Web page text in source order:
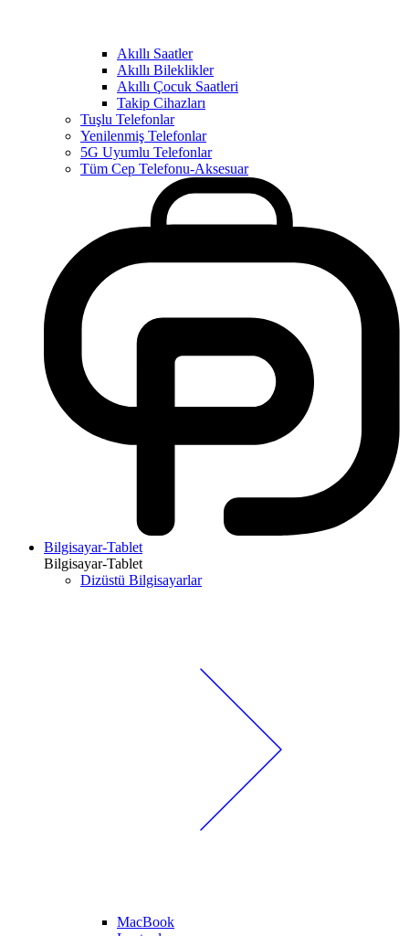
Akıllı Saatler
Akıllı Bileklikler
Akıllı Çocuk Saatleri
Takip Cihazları
Tuşlu Telefonlar
Yenilenmiş Telefonlar
5G Uyumlu Telefonlar
Tüm Cep Telefonu-Aksesuar
Bilgisayar-Tablet
Bilgisayar-Tablet
Dizüstü Bilgisayarlar
MacBook